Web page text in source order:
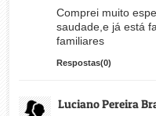
Comprei muito
saudade,e já está
familiares
Respostas(0)
Luciano Pereira